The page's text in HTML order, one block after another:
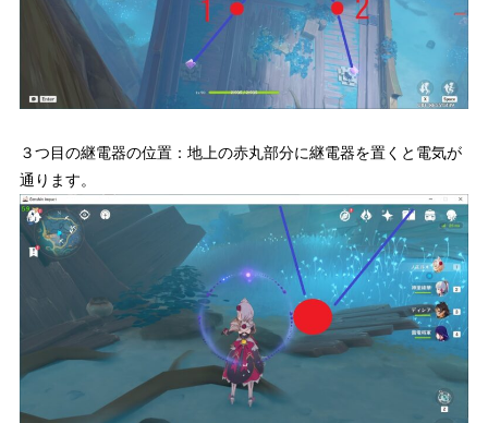
３つ目の継電器の位置：地上の赤丸部分に継電器を置くと電気が
通ります。